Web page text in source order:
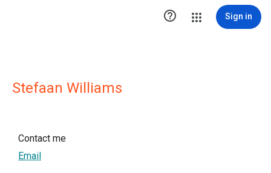
 Sign in
Stefaan Williams
Contact me
Email